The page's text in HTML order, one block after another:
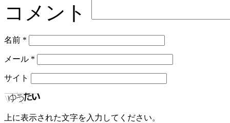
コメント
名前 *
メール *
サイト
上に表示された文字を入力してください。